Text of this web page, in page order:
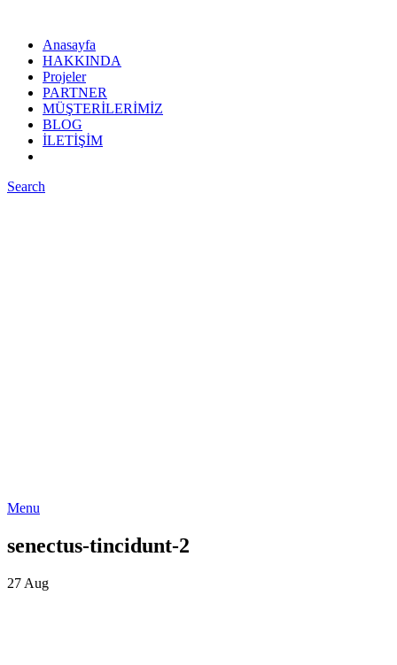
Anasayfa
HAKKINDA
Projeler
PARTNER
MÜŞTERİLERİMİZ
BLOG
İLETİŞİM
Search
Menu
senectus-tincidunt-2
27 Aug